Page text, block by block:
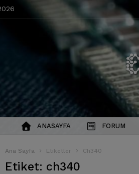
ANASAYFA FORUM
Ana Sayfa Etiketler Ch340
Etiket: ch340